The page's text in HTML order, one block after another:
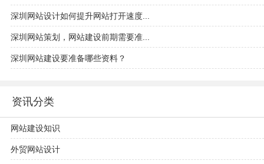
深圳网站设计如何提升网站打开速度...
深圳网站策划，网站建设前期需要准...
深圳网站建设要准备哪些资料？
资讯分类
网站建设知识
外贸网站设计